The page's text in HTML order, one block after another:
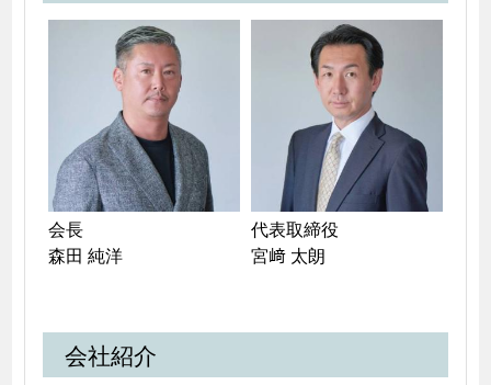
会長
森田 純洋
代表取締役
宮﨑 太朗
会社紹介